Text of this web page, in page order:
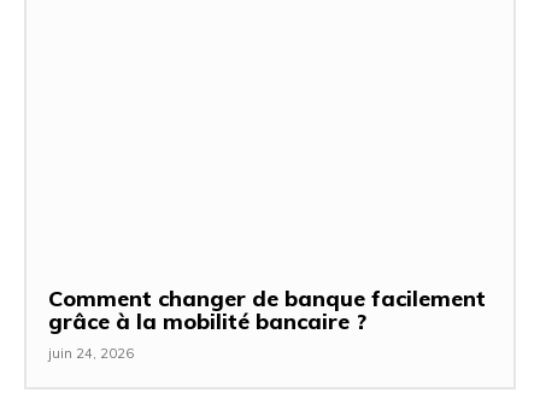
Comment changer de banque facilement
grâce à la mobilité bancaire ?
juin 24, 2026